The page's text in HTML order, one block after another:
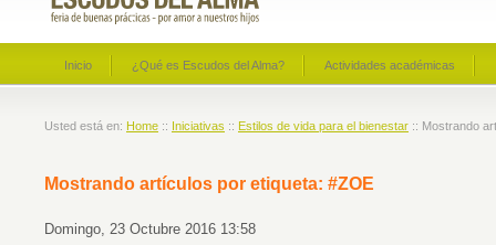
Inicio ¿Qué es Escudos del Alma? Actividades académicas
Usted está en: Home :: Iniciativas :: Estilos de vida para el bienestar :: Mostrando
Mostrando artículos por etiqueta: #ZOE
Domingo, 23 Octubre 2016 13:58